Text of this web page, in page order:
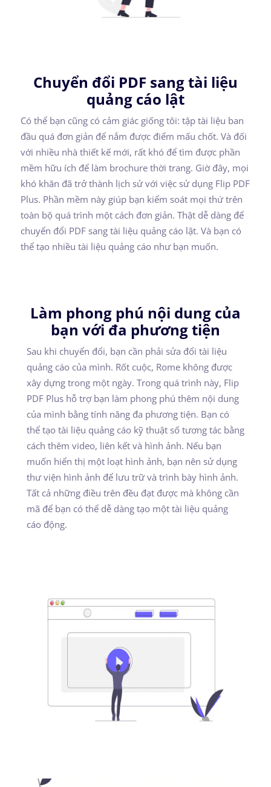
Chuyển đổi PDF sang tài liệu
quảng cáo lật
Có thể bạn cũng có cảm giác giống tôi: tập tài liệu ban
đầu quá đơn giản để nắm được điểm mấu chốt. Và đối
với nhiều nhà thiết kế mới, rất khó để tìm được phần
mềm hữu ích để làm brochure thời trang. Giờ đây, mọi
khó khăn đã trở thành lịch sử với việc sử dụng Flip PDF
Plus. Phần mềm này giúp bạn kiểm soát mọi thứ trên
toàn bộ quá trình một cách đơn giản. Thật dễ dàng để
chuyển đổi PDF sang tài liệu quảng cáo lật. Và bạn có
thể tạo nhiều tài liệu quảng cáo như bạn muốn.
Làm phong phú nội dung của
bạn với đa phương tiện
Sau khi chuyển đổi, bạn cần phải sửa đổi tài liệu
quảng cáo của mình. Rốt cuộc, Rome không được
xây dựng trong một ngày. Trong quá trình này, Flip
PDF Plus hỗ trợ bạn làm phong phú thêm nội dung
của mình bằng tính năng đa phương tiện. Bạn có
thể tạo tài liệu quảng cáo kỹ thuật số tương tác bằng
cách thêm video, liên kết và hình ảnh. Nếu bạn
muốn hiển thị một loạt hình ảnh, bạn nên sử dụng
thư viện hình ảnh để lưu trữ và trình bày hình ảnh.
Tất cả những điều trên đều đạt được mà không cần
mã để bạn có thể dễ dàng tạo một tài liệu quảng
cáo động.